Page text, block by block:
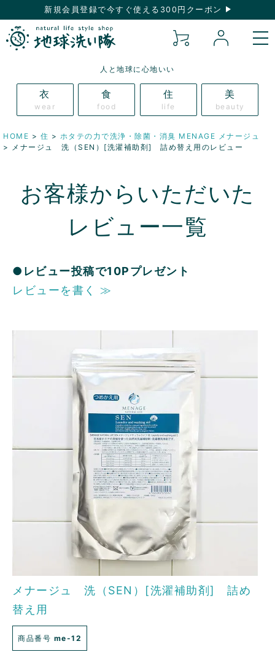
新規会員登録で今すぐ使える300円クーポン
人と地球に心地いい
衣
wear
食
food
住
life
美
beauty
HOME 住
ホタテの力で洗浄・除菌・消臭 MENAGE メナージュ
メナージュ 洗（SEN）[洗濯補助剤] 詰め替え用のレビュー
お客様からいただいた
レビュー一覧
●レビュー投稿で10Pプレゼント
レビューを書く ≫
メナージュ 洗（SEN）[洗濯補助剤] 詰め
替え用
商品番号 me-12